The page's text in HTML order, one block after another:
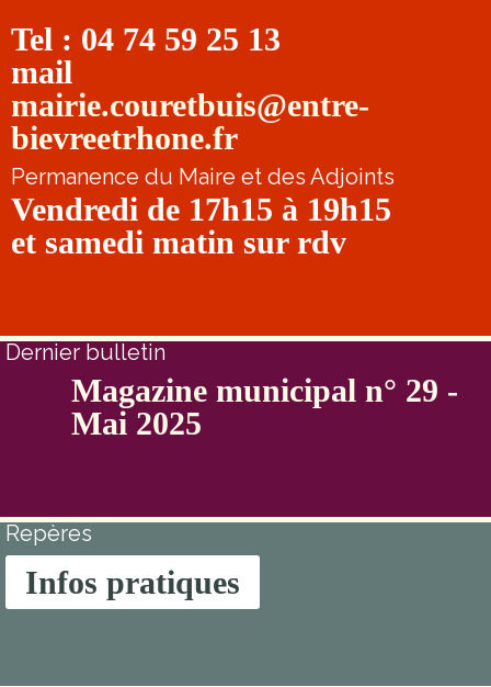
Tel : 04 74 59 25 13
mail
mairie.couretbuis@entre-
bievreetrhone.fr
Permanence du Maire et des Adjoints
Vendredi de 17h15 à 19h15
et samedi matin sur rdv
Dernier bulletin
Magazine municipal n° 29 -
Mai 2025
Repères
Infos pratiques